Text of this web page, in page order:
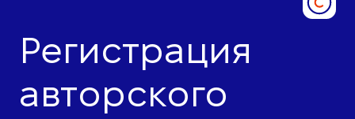
Регистрация
авторского